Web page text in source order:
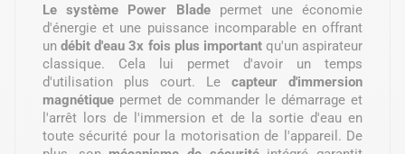
Le système Power Bladepermet une économie
d'énergie et une puissance incomparable en offrant
undébit d'eau 3x fois plus important qu'un aspirateur
classique. Cela lui permet d'avoir un temps
d'utilisation plus court. Le capteur d'immersion
magnétique permet de commander le démarrage et
l'arrêt lors de l'immersion et de la sortie d'eau en
toute sécurité pour la motorisation de l'appareil. De